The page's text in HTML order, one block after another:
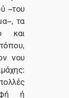
–του
τα
και
νου
ή